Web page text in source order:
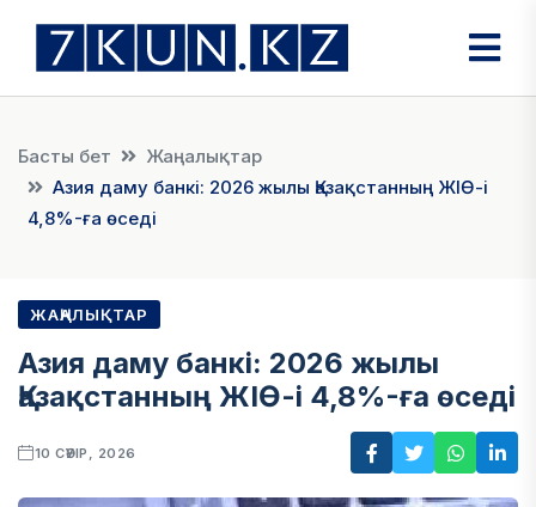
Басты бет
Жаңалықтар
Азия даму банкі: 2026 жылы Қазақстанның ЖІӨ-і
4,8%-ға өседі
ЖАҢАЛЫҚТАР
Азия даму банкі: 2026 жылы
Қазақстанның ЖІӨ-і 4,8%-ға өседі
10 СӘУІР, 2026